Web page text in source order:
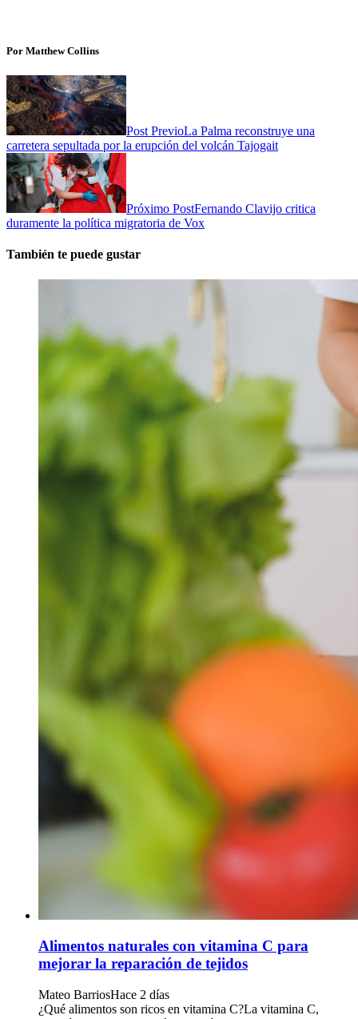
Por Matthew Collins
Post PrevioLa Palma reconstruye una
carretera sepultada por la erupción del volcán Tajogait
Próximo PostFernando Clavijo critica
duramente la política migratoria de Vox
También te puede gustar
Alimentos naturales con vitamina C para
mejorar la reparación de tejidos
Mateo BarriosHace 2 días
¿Qué alimentos son ricos en vitamina C?La vitamina C,